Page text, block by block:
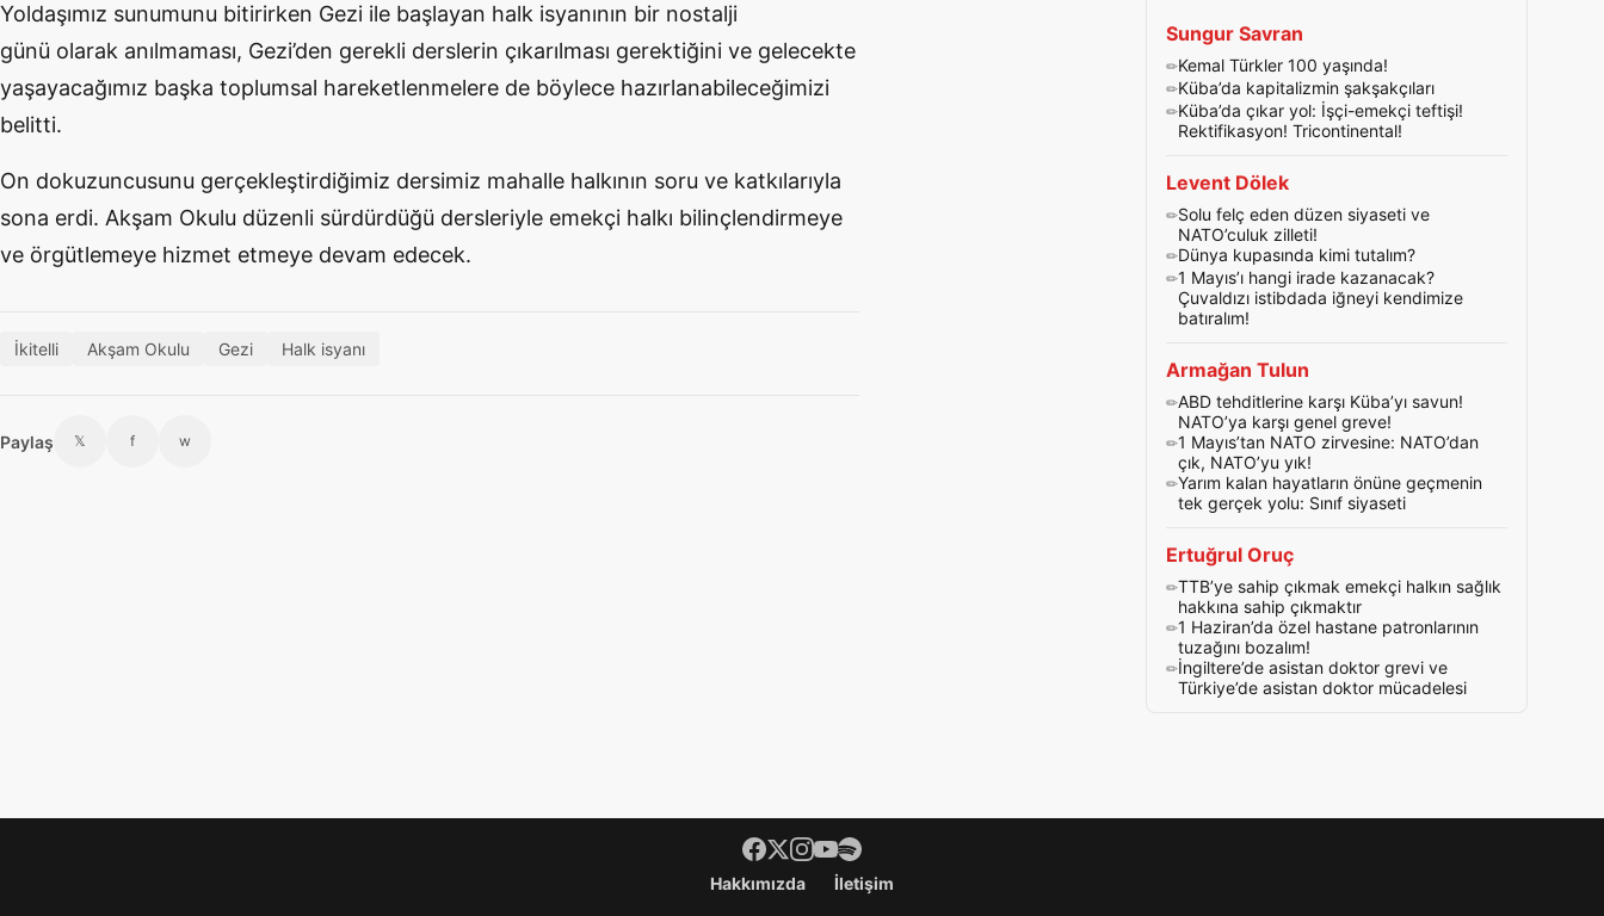
Yoldaşımız sunumunu bitirirken Gezi ile başlayan halk isyanının bir nostalji
günü olarak anılmaması, Gezi’den gerekli derslerin çıkarılması gerektiğini ve gelecekte
yaşayacağımız başka toplumsal hareketlenmelere de böylece hazırlanabileceğimizi
belitti.
On dokuzuncusunu gerçekleştirdiğimiz dersimiz mahalle halkının soru ve katkılarıyla
sona erdi. Akşam Okulu düzenli sürdürdüğü dersleriyle emekçi halkı bilinçlendirmeye
ve örgütlemeye hizmet etmeye devam edecek.
İkitelli Akşam Okulu Gezi Halk isyanı
Paylaş 𝕏 f w
Sungur Savran
Kemal Türkler 100 yaşında!
Küba’da kapitalizmin şakşakçıları
Küba’da çıkar yol: İşçi-emekçi teftişi!
Rektifikasyon! Tricontinental!
Levent Dölek
Solu felç eden düzen siyaseti ve
NATO’culuk zilleti!
Dünya kupasında kimi tutalım?
1 Mayıs’ı hangi irade kazanacak?
Çuvaldızı istibdada iğneyi kendimize
batıralım!
Armağan Tulun
ABD tehditlerine karşı Küba’yı savun!
NATO’ya karşı genel greve!
1 Mayıs’tan NATO zirvesine: NATO’dan
çık, NATO’yu yık!
Yarım kalan hayatların önüne geçmenin
tek gerçek yolu: Sınıf siyaseti
Ertuğrul Oruç
TTB’ye sahip çıkmak emekçi halkın sağlık
hakkına sahip çıkmaktır
1 Haziran’da özel hastane patronlarının
tuzağını bozalım!
İngiltere’de asistan doktor grevi ve
Türkiye’de asistan doktor mücadelesi
Hakkımızda İletişim